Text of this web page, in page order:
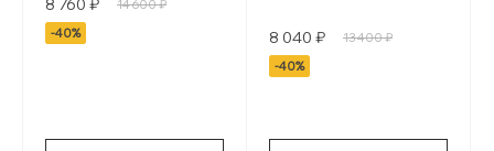
14 600 ₽
-40%
8 040 ₽
13 400 ₽
-40%